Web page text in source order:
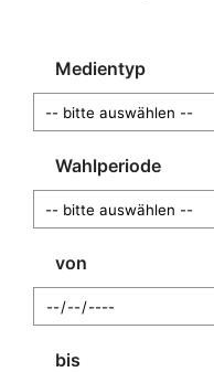
Medientyp
Wahlperiode
von
bis